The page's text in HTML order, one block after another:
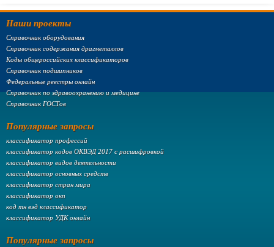
Наши проекты
Справочник оборудования
Справочник содержания драгметаллов
Коды общероссийских классификаторов
Справочник подшипников
Федеральные реестры онлайн
Справочник по здравоохранению и медицине
Справочник ГОСТов
Популярные запросы
классификатор профессий
классификатор кодов ОКВЭД 2017 с расшифровкой
классификатор видов деятельности
классификатор основных средств
классификатор стран мира
классификатор окп
код тн вэд классификатор
классификатор УДК онлайн
Популярные запросы